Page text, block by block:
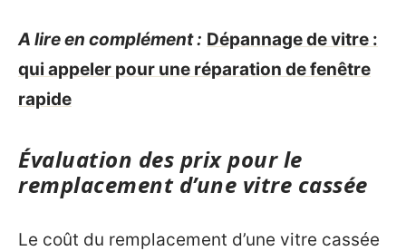
A lire en complément : Dépannage de vitre :
qui appeler pour une réparation de fenêtre
rapide
Évaluation des prix pour le
remplacement d’une vitre cassée
Le coût du remplacement d’une vitre cassée